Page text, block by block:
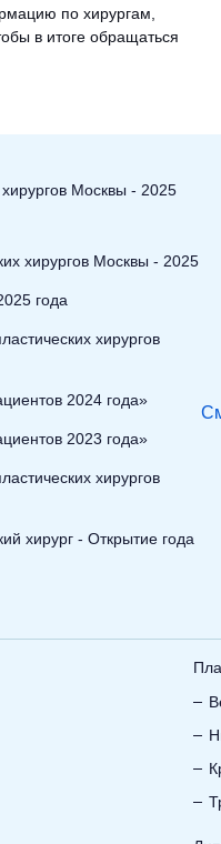
по хирургам,
в итоге обращаться
Москвы - 2025
хирургов Москвы - 2025
года
хирургов
2024 года»
2023 года»
хирургов
хирург - Открытие года